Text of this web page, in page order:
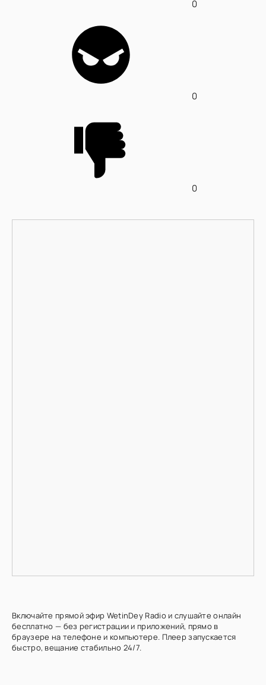
0
0
0
Включайте прямой эфир WetinDey Radio и слушайте онлайн
бесплатно — без регистрации и приложений, прямо в
браузере на телефоне и компьютере. Плеер запускается
быстро, вещание стабильно 24/7.